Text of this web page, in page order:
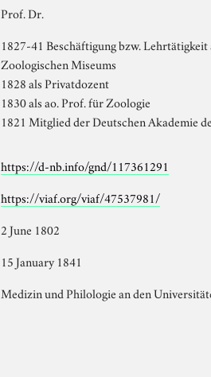
Prof. Dr.
1827-41 Beschäftigung bzw.
Zoologischen Miseums
1828 als Privatdozent
1830 als ao. Prof. für Zoologie
1821 Mitglied der Deutschen Akademie
https://d-nb.info/gnd/117361291
https://viaf.org/viaf/47537981/
2 June 1802
15 January 1841
Medizin und Philologie an den